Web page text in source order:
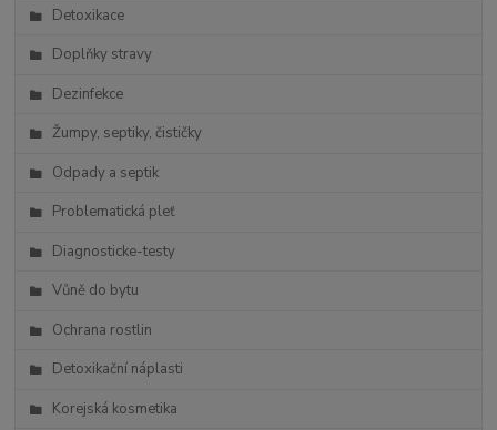
Detoxikace
Doplňky stravy
Dezinfekce
Žumpy, septiky, čističky
Odpady a septik
Problematická pleť
Diagnosticke-testy
Vůně do bytu
Ochrana rostlin
Detoxikační náplasti
Korejská kosmetika